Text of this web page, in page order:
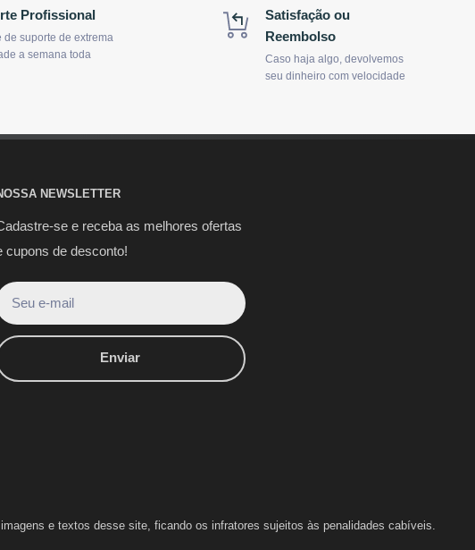
Profissional
de suporte de extrema
a semana toda
Satisfação ou
Reembolso
Caso haja algo, devolvemos
seu dinheiro com velocidade
NEWSLETTER
se e receba as melhores ofertas
cupons de desconto!
Seu e-mail
Enviar
e textos desse site, ficando os infratores sujeitos às penalidades cabíveis.